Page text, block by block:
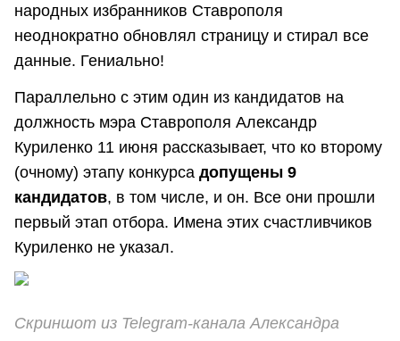
народных избранников Ставрополя
неоднократно обновлял страницу и стирал все
данные. Гениально!
Параллельно с этим один из кандидатов на
должность мэра Ставрополя Александр
Куриленко 11 июня рассказывает, что ко второму
(очному) этапу конкурса допущены 9
кандидатов, в том числе, и он. Все они прошли
первый этап отбора. Имена этих счастливчиков
Куриленко не указал.
Скриншот из Telegram-канала Александра